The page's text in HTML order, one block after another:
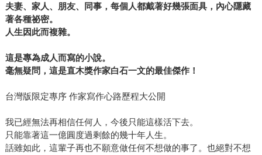
夫妻、家人、朋友、同事，每個人都戴著好幾張面具，內心隱藏
著各種祕密。
人生因此而複雜。
這是專為成人而寫的小說。
毫無疑問，這是直木獎作家白石一文的最佳傑作！
台灣版限定專序 作家寫作心路歷程大公開
我已經無法再相信任何人，今後只能這樣活下去。
只能靠著這一億圓度過剩餘的幾十年人生。
話雖如此，這輩子再也不願意做任何不想做的事了。也絕對不想